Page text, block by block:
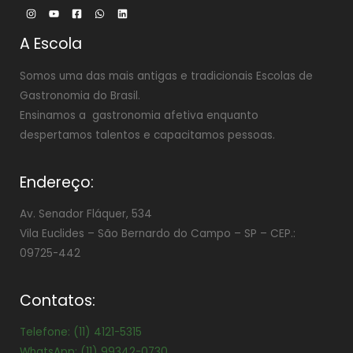
A Escola
Somos uma das mais antigas e tradicionais Escolas de
Gastronomia do Brasil.
Ensinamos a gastronomia afetiva enquanto
despertamos talentos e capacitamos pessoas.
Endereço:
Av. Senador Fláquer, 534
Vila Euclides – São Bernardo do Campo – SP – CEP.:
09725-442
Contatos:
Telefone: (11) 4121-5315